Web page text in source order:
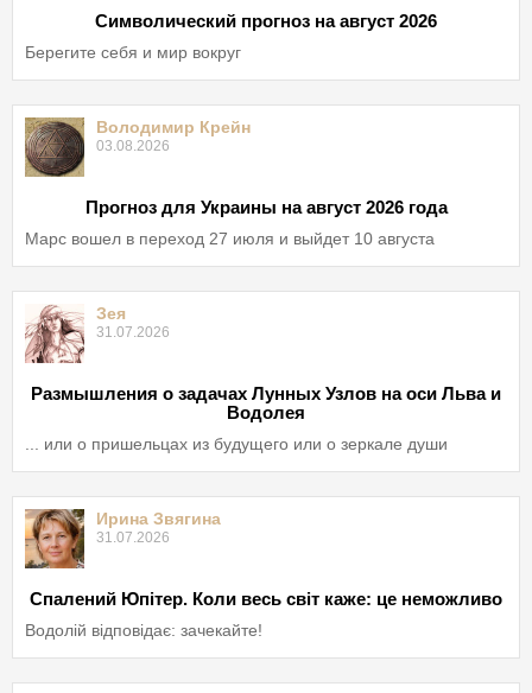
Символический прогноз на август 2026
Берегите себя и мир вокруг
Володимир Крейн
03.08.2026
Прогноз для Украины на август 2026 года
Марс вошел в переход 27 июля и выйдет 10 августа
Зея
31.07.2026
Размышления о задачах Лунных Узлов на оси Льва и
Водолея
... или о пришельцах из будущего или о зеркале души
Ирина Звягина
31.07.2026
Спалений Юпітер. Коли весь світ каже: це неможливо
Водолій відповідає: зачекайте!